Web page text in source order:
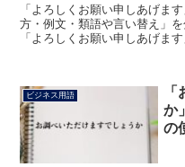
「よろしくお願い申しあげま
方・例文・類語や言い替え」
「よろしくお願い申しあげま
ビジネス用語
か
の